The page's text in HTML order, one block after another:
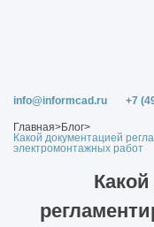
info@informcad.ru +7
Главная>Блог>
Какой документацией
электромонтажных работ